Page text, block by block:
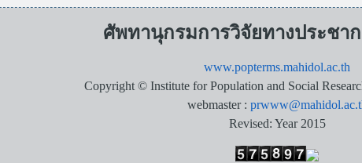
ศัพทานุกรมการวิจัยทางประชา
www.popterms.mahidol.ac.th
Copyright © Institute for Population and Social
webmaster :
Revised: Year 2015